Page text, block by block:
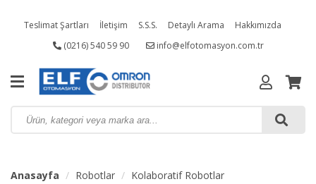
Teslimat Şartları İletişim S.S.S. Detaylı Arama Hakkımızda
(0216) 540 59 90 info@elfotomasyon.com.tr
Anasayfa Robotlar Kolaboratif Robotlar